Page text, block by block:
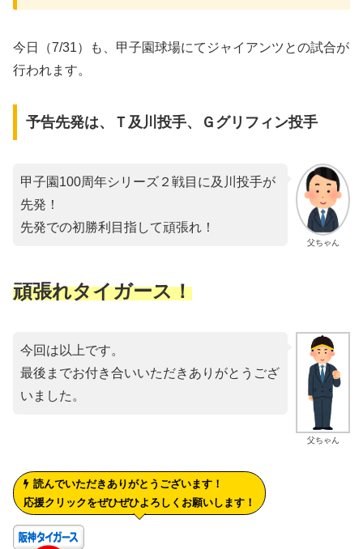
今日（7/31）も、甲子園球場にてジャイアンツとの試合が
行われます。
予告先発は、Ｔ及川投手、Ｇグリフィン投手
父ちゃん
甲子園100周年シリーズ２戦目に及川投手が
先発！
先発での初勝利目指して頑張れ！
頑張れタイガース！
父ちゃん
今回は以上です。
最後までお付き合いいただきありがとうござ
いました。
読んでいただきありがとうございます！
応援クリックをぜひぜひよろしくお願いします！